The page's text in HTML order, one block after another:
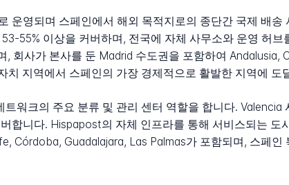
운영되며 스페인에서 해외 목적지로의 종단간 국제 배
55% 이상을 커버하며, 전국에 자체 사무소와 운영 허
, 회사가 본사를 둔 Madrid 수도권을 포함하여 Andalusia,
치 지역에서 스페인의 가장 경제적으로 활발한 지역에 도
워크의 주요 분류 및 관리 센터 역할을 합니다.
합니다. Hispapost의 자체 인프라를 통해 서비스되는 도
Córdoba, Guadalajara, Las Palmas가 포함되며, 스페